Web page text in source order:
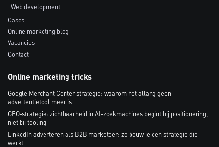
Web development
Cases
Online marketing blog
Vacancies
Contact
Online marketing tricks
Google Merchant Center strategie: waarom het allang geen
advertentietool meer is
GEO-strategie: zichtbaarheid in AI-zoekmachines begint bij positionering,
niet bij tooling
LinkedIn adverteren als B2B marketeer: zo bouw je een strategie die
werkt